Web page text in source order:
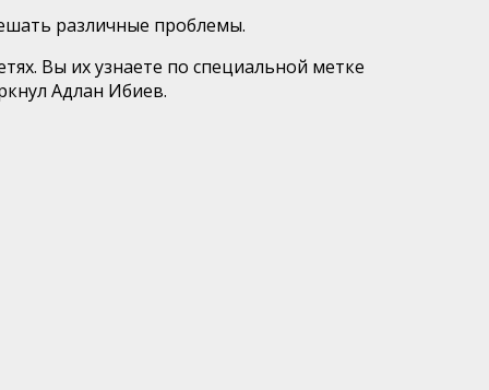
различные проблемы.
Вы их узнаете по специальной метке
Адлан Ибиев.